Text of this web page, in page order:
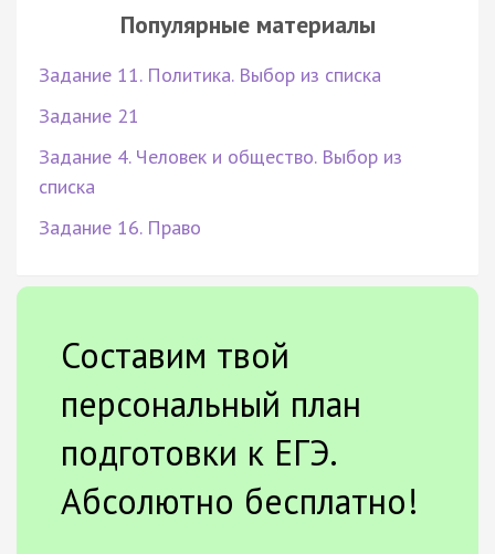
Популярные материалы
Задание 11. Политика. Выбор из списка
Задание 21
Задание 4. Человек и общество. Выбор из
списка
Задание 16. Право
Составим твой
персональный план
подготовки к ЕГЭ.
Абсолютно бесплатно!